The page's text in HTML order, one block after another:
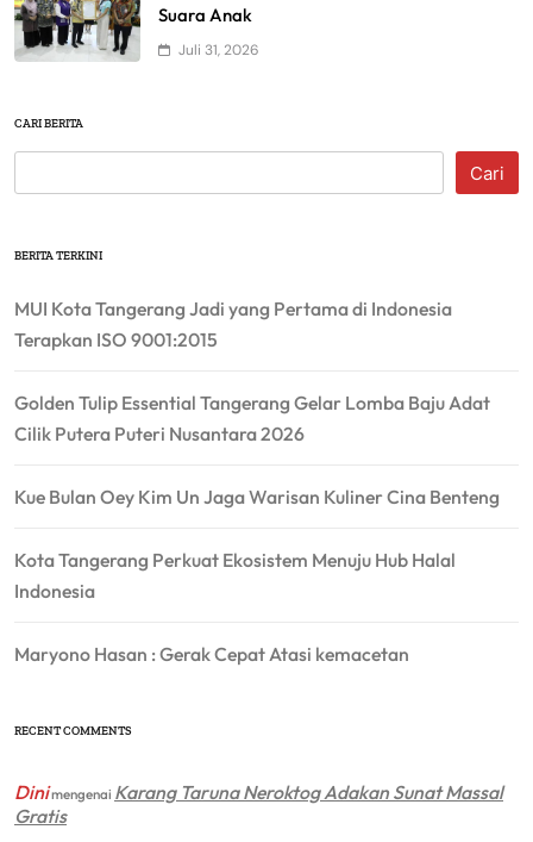
Suara Anak
Juli 31, 2026
CARI BERITA
Cari
BERITA TERKINI
MUI Kota Tangerang Jadi yang Pertama di Indonesia
Terapkan ISO 9001:2015
Golden Tulip Essential Tangerang Gelar Lomba Baju Adat
Cilik Putera Puteri Nusantara 2026
Kue Bulan Oey Kim Un Jaga Warisan Kuliner Cina Benteng
Kota Tangerang Perkuat Ekosistem Menuju Hub Halal
Indonesia
Maryono Hasan : Gerak Cepat Atasi kemacetan
RECENT COMMENTS
Dinimengenai Karang Taruna Neroktog Adakan Sunat Massal
Gratis